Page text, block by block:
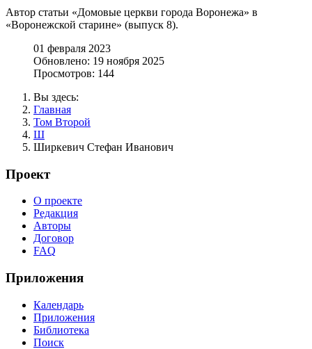
Автор статьи «Домовые церкви города Воронежа» в
«Воронежской старине» (выпуск 8).
01 февраля 2023
Обновлено: 19 ноября 2025
Просмотров: 144
Вы здесь:
Главная
Том Второй
Ш
Ширкевич Стефан Иванович
Проект
О проекте
Редакция
Авторы
Договор
FAQ
Приложения
Календарь
Приложения
Библиотека
Поиск